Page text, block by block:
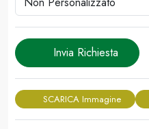
Invia Richiesta
SCARICA Immagine